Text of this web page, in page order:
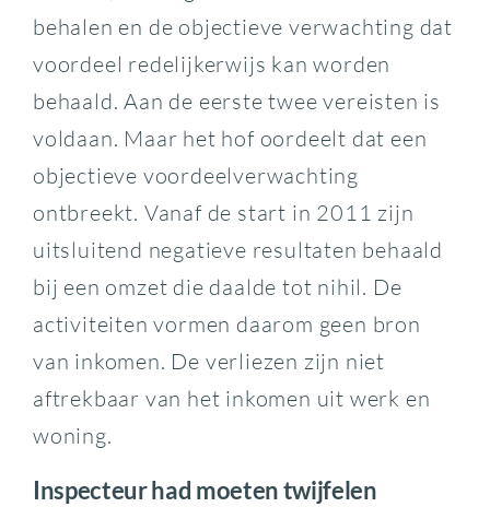
behalen en de objectieve verwachting dat
voordeel redelijkerwijs kan worden
behaald. Aan de eerste twee vereisten is
voldaan. Maar het hof oordeelt dat een
objectieve voordeelverwachting
ontbreekt. Vanaf de start in 2011 zijn
uitsluitend negatieve resultaten behaald
bij een omzet die daalde tot nihil. De
activiteiten vormen daarom geen bron
van inkomen. De verliezen zijn niet
aftrekbaar van het inkomen uit werk en
woning.
Inspecteur had moeten twijfelen